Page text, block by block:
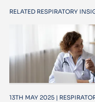
RELATED RESPIRATORY
13TH MAY 2025 |